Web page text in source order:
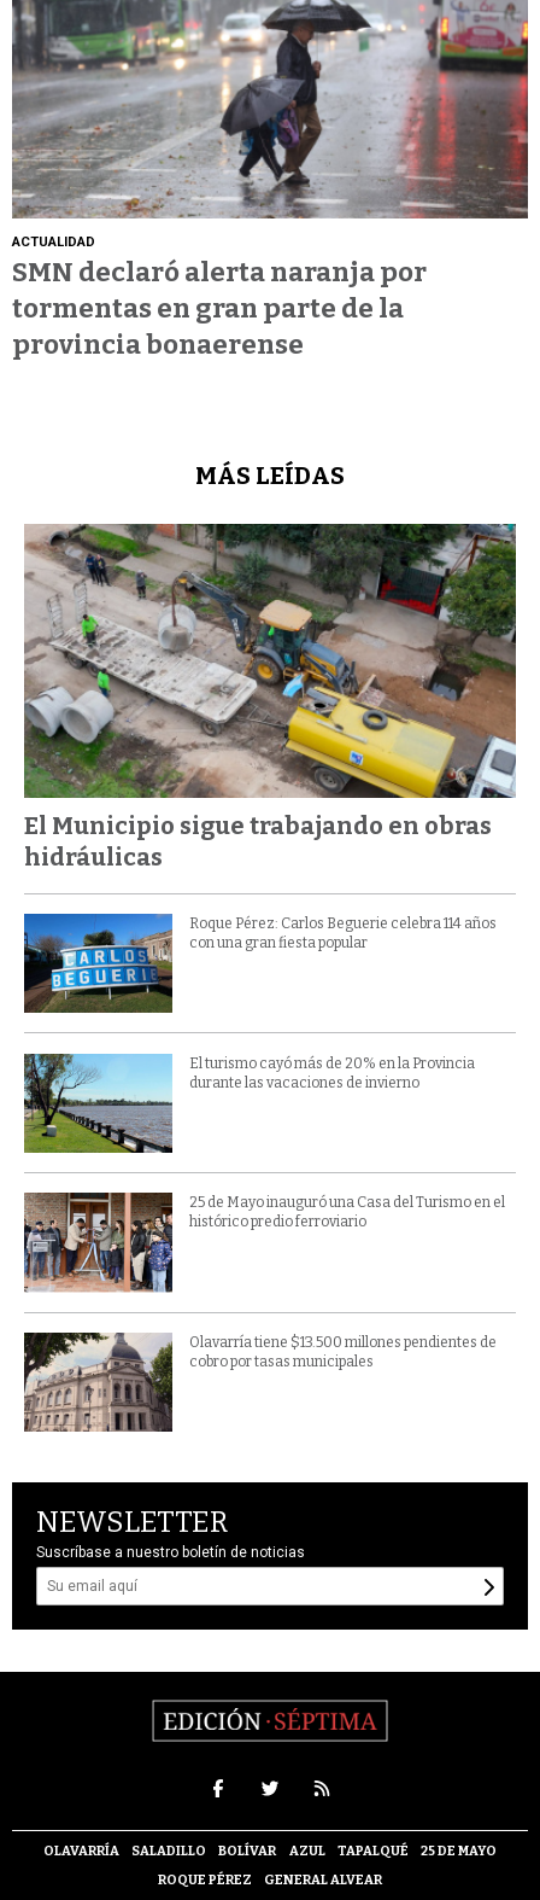
ACTUALIDAD
SMN declaró alerta naranja por
tormentas en gran parte de la
provincia bonaerense
MÁS LEÍDAS
El Municipio sigue trabajando en obras
hidráulicas
Roque Pérez: Carlos Beguerie celebra 114 años
con una gran fiesta popular
El turismo cayó más de 20% en la Provincia
durante las vacaciones de invierno
25 de Mayo inauguró una Casa del Turismo en el
histórico predio ferroviario
Olavarría tiene $13.500 millones pendientes de
cobro por tasas municipales
NEWSLETTER
Suscríbase a nuestro boletín de noticias
OLAVARRÍA SALADILLO BOLÍVAR AZUL TAPALQUÉ
25 DE MAYO
ROQUE PÉREZ
GENERAL ALVEAR